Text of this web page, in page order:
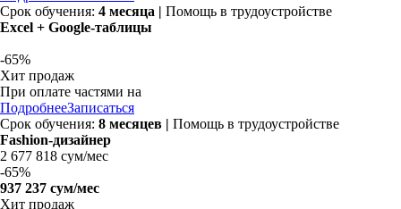
Срок обучения: 4 месяца | Помощь в трудоустройстве
Excel + Google-таблицы
-65%
Хит продаж
При оплате частями на
ПодробнееЗаписаться
Срок обучения: 8 месяцев | Помощь в трудоустройстве
Fashion-дизайнер
2 677 818 сум/мес
-65%
937 237 сум/мес
Хит продаж